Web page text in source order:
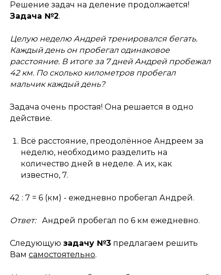
Решение задач на деление продолжается!
Задача №2.
Целую неделю Андрей тренировался бегать.
Каждый день он пробегал одинаковое
расстояние. В итоге за 7 дней Андрей пробежал
42 км. По сколько километров пробегал
мальчик каждый день?
Задача очень простая! Она решается в одно
действие.
Всё расстояние, преодолённое Андреем за
неделю, необходимо разделить на
количество дней в неделе. А их, как
известно, 7.
42 : 7 = 6 (км) - ежедневно пробегал Андрей.
Ответ: Андрей пробегал по 6 км ежедневно.
Следующую задачу №3 предлагаем решить
Вам самостоятельно.